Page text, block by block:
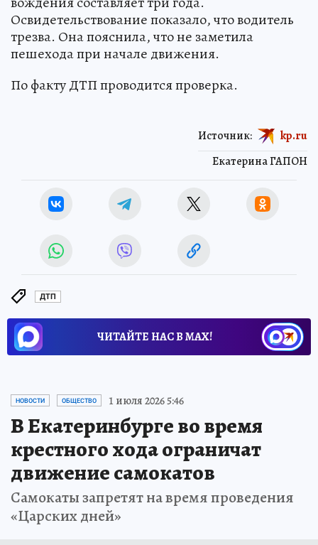
Освидетельствование показало, что водитель
трезва. Она пояснила, что не заметила
пешехода при начале движения.
По факту ДТП проводится проверка.
Екатерина ГАПОН
Источник: kp.ru
ДТП
ЧИТАЙТЕ НАС В МАХ!
НОВОСТИ ОБЩЕСТВО 1 июля 2026 5:46
В Екатеринбурге во время
крестного хода ограничат
движение самокатов
Самокаты запретят на время проведения
«Царских дней»